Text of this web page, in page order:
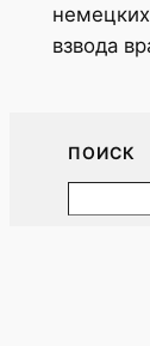
взвода
ПОИСК